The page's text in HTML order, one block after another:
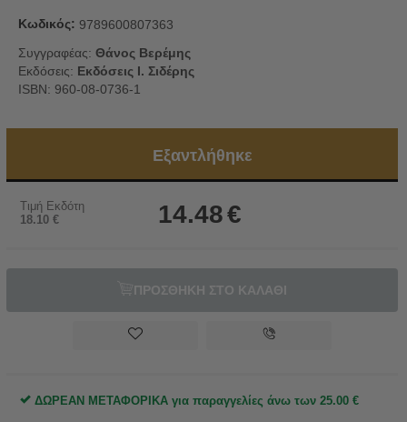
Κωδικός: 9789600807363
Συγγραφέας: Θάνος Βερέμης
Εκδόσεις: Εκδόσεις Ι. Σιδέρης
ISBN: 960-08-0736-1
Εξαντλήθηκε
Τιμή Εκδότη
18.10 € 14.48€
ΠΡΟΣΘΗΚΗ ΣΤΟ ΚΑΛΑΘΙ
ΔΩΡΕΑΝ ΜΕΤΑΦΟΡΙΚΑ για παραγγελίες άνω των 25.00 €